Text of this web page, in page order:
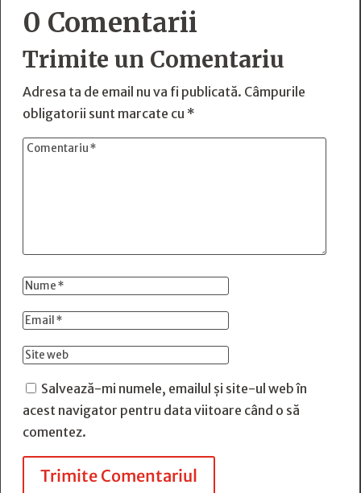
0 Comentarii
Trimite un Comentariu
Adresa ta de email nu va fi publicată. Câmpurile
obligatorii sunt marcate cu *
Salvează-mi numele, emailul și site-ul web în
acest navigator pentru data viitoare când o să
comentez.
Trimite Comentariul